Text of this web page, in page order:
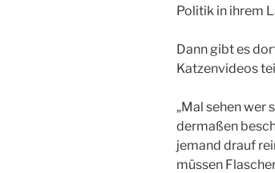
Politik in ihrem
Dann gibt es
Katzenvideos
„Mal sehen wer
dermaßen
jemand drauf
müssen